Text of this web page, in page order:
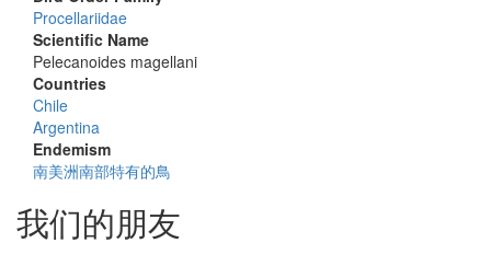
Procellariidae
Scientific Name
Pelecanoides magellani
Countries
Chile
Argentina
Endemism
南美洲南部特有的鳥
我们的朋友